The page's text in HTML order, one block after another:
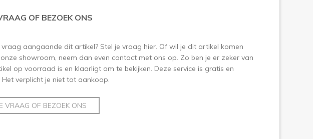
OF BEZOEK ONS
vraag aangaande dit artikel? Stel je vraag hier. Of wil je dit artikel komen
onze showroom, neem dan even contact met ons op. Zo ben je er zeker van
op voorraad is en klaarligt om te bekijken. Deze service is gratis en
Het verplicht je niet tot aankoop.
VRAAG OF BEZOEK ONS